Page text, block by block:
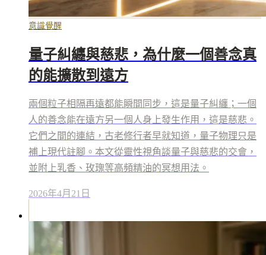
意識覺醒
量子糾纏與慈悲，為什麼一個善念真
的能擴散到遠方
兩個粒子相隔再遠都能瞬間同步，這是量子糾纏；一個
人的善念能在遠方另一個人身上發生作用，這是慈悲。
它們之間的連結，古老修行者早就知道，量子物理只是
補上現代註腳。本文從靈性視角談量子與慈悲的交會，
並附上乳香、玫瑰等高頻精油的冥想用法。
2026年4月21日